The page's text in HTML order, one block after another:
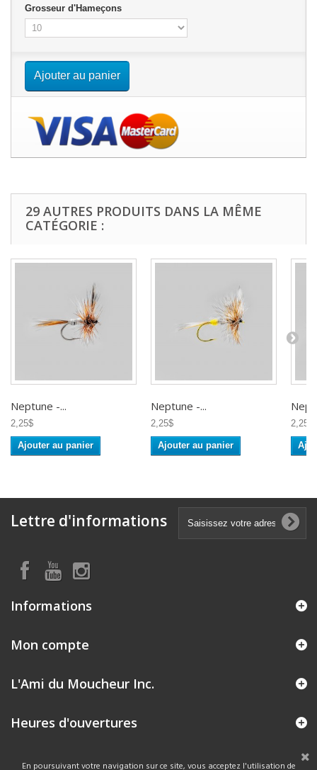
Grosseur d'Hameçons
Ajouter au panier
29 AUTRES PRODUITS DANS LA MÊME
CATÉGORIE :
Neptune -...
2,25$
Ajouter au panier
Neptune -...
2,25$
Ajouter au panier
2,25$
Lettre d'informations
Informations
Mon compte
L'Ami du Moucheur Inc.
Heures d'ouvertures
En poursuivant votre navigation sur ce site, vous acceptez l'utilisation de